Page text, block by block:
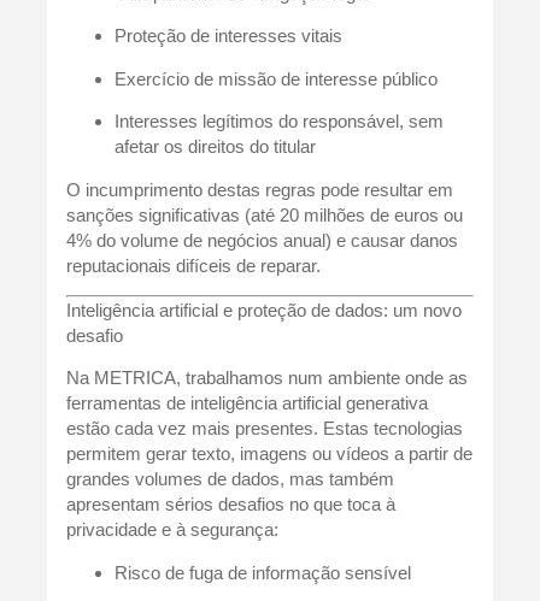
Proteção de interesses vitais
Exercício de missão de interesse público
Interesses legítimos do responsável, sem
afetar os direitos do titular
O incumprimento destas regras pode resultar em
sanções significativas (até 20 milhões de euros ou
4% do volume de negócios anual) e causar danos
reputacionais difíceis de reparar.
Inteligência artificial e proteção de dados: um novo
desafio
Na METRICA, trabalhamos num ambiente onde as
ferramentas de inteligência artificial generativa
estão cada vez mais presentes. Estas tecnologias
permitem gerar texto, imagens ou vídeos a partir de
grandes volumes de dados, mas também
apresentam sérios desafios no que toca à
privacidade e à segurança:
Risco de fuga de informação sensível